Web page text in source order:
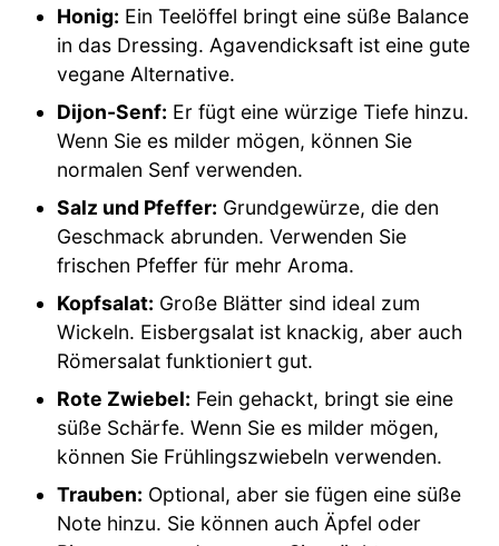
Honig: Ein Teelöffel bringt eine süße Balance
in das Dressing. Agavendicksaft ist eine gute
vegane Alternative.
Dijon-Senf: Er fügt eine würzige Tiefe hinzu.
Wenn Sie es milder mögen, können Sie
normalen Senf verwenden.
Salz und Pfeffer: Grundgewürze, die den
Geschmack abrunden. Verwenden Sie
frischen Pfeffer für mehr Aroma.
Kopfsalat: Große Blätter sind ideal zum
Wickeln. Eisbergsalat ist knackig, aber auch
Römersalat funktioniert gut.
Rote Zwiebel: Fein gehackt, bringt sie eine
süße Schärfe. Wenn Sie es milder mögen,
können Sie Frühlingszwiebeln verwenden.
Trauben: Optional, aber sie fügen eine süße
Note hinzu. Sie können auch Äpfel oder